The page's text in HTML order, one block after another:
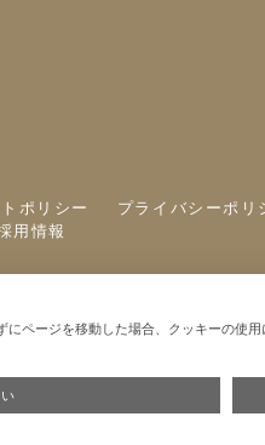
ポリシー プライバシーポリ
用情報
ページを移動した場合、クッキーの使